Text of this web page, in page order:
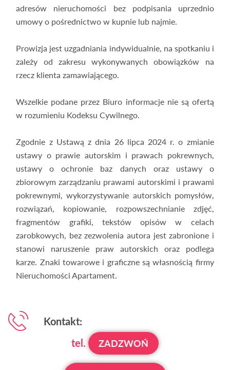
adresów nieruchomości bez podpisania uprzednio
umowy o pośrednictwo w kupnie lub najmie.
Prowizja jest uzgadniania indywidualnie, na spotkaniu i
zależy od zakresu wykonywanych obowiązków na
rzecz klienta zamawiającego.
Wszelkie podane przez Biuro informacje nie są ofertą
w rozumieniu Kodeksu Cywilnego.
Zgodnie z Ustawą z dnia 26 lipca 2024 r. o zmianie
ustawy o prawie autorskim i prawach pokrewnych,
ustawy o ochronie baz danych oraz ustawy o
zbiorowym zarządzaniu prawami autorskimi i prawami
pokrewnymi, wykorzystywanie autorskich pomysłów,
rozwiązań, kopiowanie, rozpowszechnianie zdjęć,
fragmentów grafiki, tekstów opisów w celach
zarobkowych, bez zezwolenia autora jest zabronione i
stanowi naruszenie praw autorskich oraz podlega
karze. Znaki towarowe i graficzne są własnością firmy
Nieruchomości Apartament.
Kontakt:
tel.
ZADZWOŃ